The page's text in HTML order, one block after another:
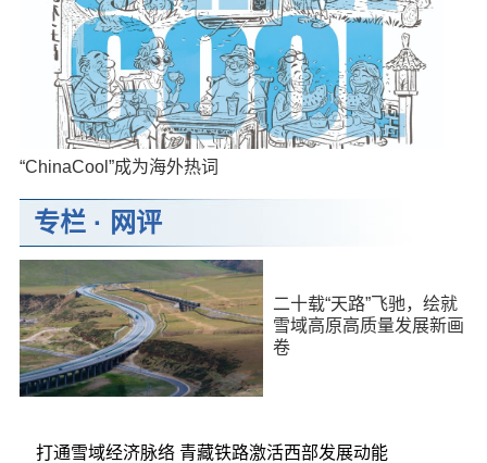
“ChinaCool”成为海外热词
专栏· 网评
二十载“天路”飞驰，绘就
雪域高原高质量发展新画
卷
打通雪域经济脉络 青藏铁路激活西部发展动能